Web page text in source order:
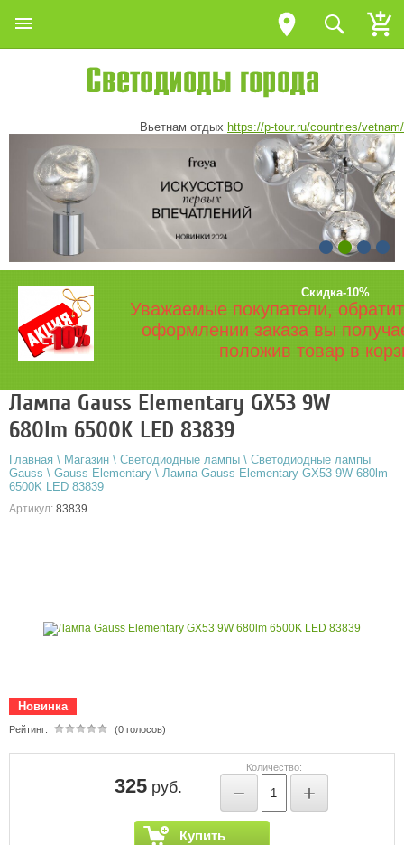
Вьетнам отдых https://p-tour.ru/countries/vetnam/
Скидка-10%
Уважаемые покупатели,
оформлении заказа вы
положив товар в
Лампа Gauss Elementary GX53 9W
680lm 6500K LED 83839
Главная \ Магазин \ Светодиодные лампы \ Светодиодные лампы
Gauss \ Gauss Elementary \ Лампа Gauss Elementary GX53 9W 680lm
6500K LED 83839
Артикул: 83839
Новинка
Рейтинг: (0 голосов)
325руб.
Количество:
− +
Купить